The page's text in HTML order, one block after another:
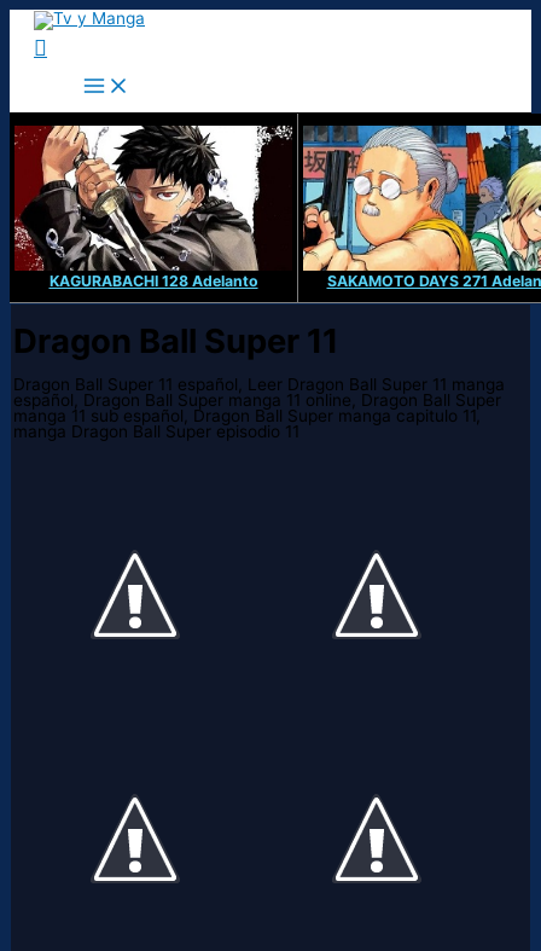
Ir
contenido
Buscar
KAGURABACHI 128 Adelanto SAKAMOTO DAYS 271
Dragon Ball Super 11
Dragon Ball Super 11 español, Leer Dragon Ball Super 11 manga
español, Dragon Ball Super manga 11 online, Dragon Ball Super
manga 11 sub español, Dragon Ball Super manga capitulo 11,
manga Dragon Ball Super episodio 11